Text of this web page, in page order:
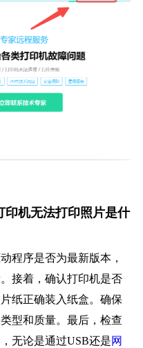
印机无法打印照片是什
程序是否为最新版本，
接着，确认打印机是否
纸正确装入纸盒。确保
型和质量。最后，检查
无论是通过USB还是网